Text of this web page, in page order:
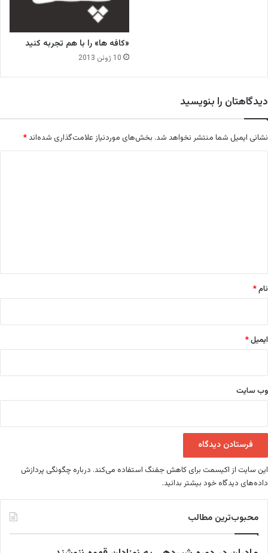
«کافه ها» را با هم تجربه کنید
10 ژوئن 2013
دیدگاهتان را بنویسید
نشانی ایمیل شما منتشر نخواهد شد. بخش‌های موردنیاز علامت‌گذاری شده‌اند *
نام*
ایمیل*
وب‌ سایت
این سایت از اکیسمت برای کاهش جفنگ استفاده می‌کند. درباره چگونگی پردازش
داده‌های دیدگاه خود بیشتر بدانید.
محبوب‌ترین مطالب